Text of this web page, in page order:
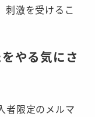
刺激を受けるこ
やる気にさ
者限定のメルマ